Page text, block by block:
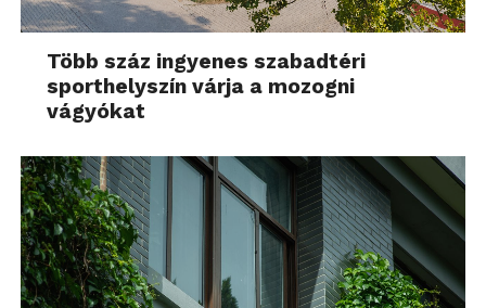
Több száz ingyenes szabadtéri
sporthelyszín várja a mozogni
vágyókat